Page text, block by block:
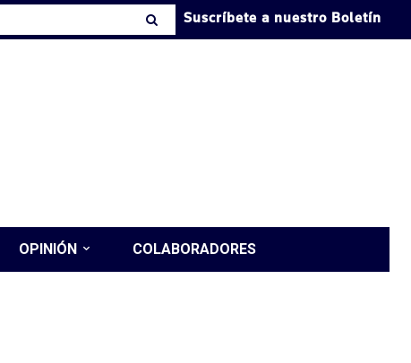
Suscríbete a nuestro Boletín
OPINIÓN COLABORADORES